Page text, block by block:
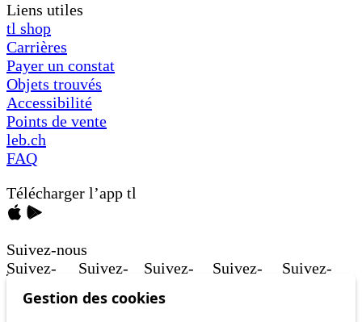
Liens utiles
tl shop
Carrières
Payer un constat
Objets trouvés
Accessibilité
Points de vente
leb.ch
FAQ
Télécharger l’app tl
Suivez-nous
Suivez-
facebook
Suivez-
twitter
Suivez-
linkedin
Suivez-
Suivez-
Gestion des cookies